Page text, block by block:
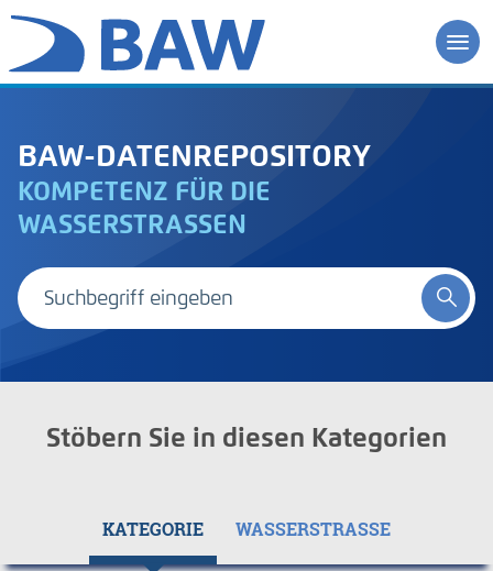
BAW-DATENREPOSITORY
KOMPETENZ FÜR DIE
WASSERSTRASSEN
Stöbern Sie in diesen Kategorien
KATEGORIE WASSERSTRASSE